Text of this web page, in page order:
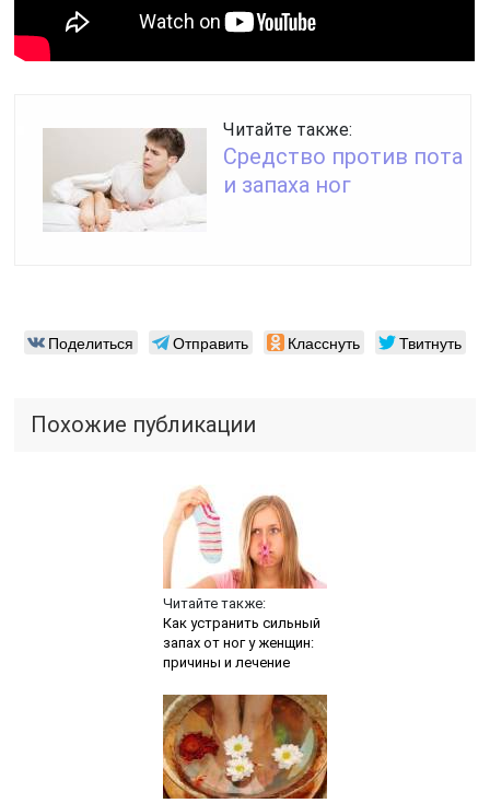
Читайте также:
Средство против пота
и запаха ног
Поделиться Отправить Класснуть Твитнуть
Похожие публикации
Читайте также:
Как устранить сильный
запах от ног у женщин:
причины и лечение